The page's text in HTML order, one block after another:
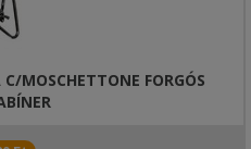
MOSCHETTONE FORGÓS